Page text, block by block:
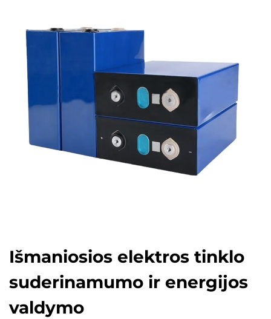
Išmaniosios elektros tinklo
suderinamumo ir energijos
valdymo